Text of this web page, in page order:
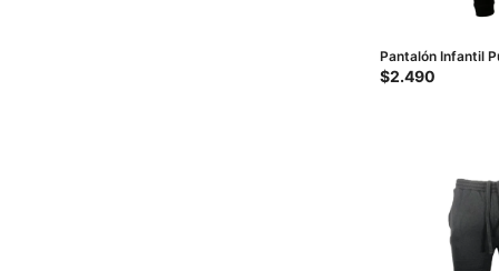
Pantalón Infantil
Negro
$2.490